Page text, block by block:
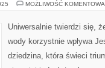
MOŻLIWOŚĆ
Uniwersalnie twierdzi się,
wody korzystnie wpływa
dziedzina, która świeci